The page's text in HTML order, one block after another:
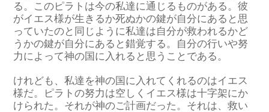
る。このピラトは今の私達に通じるものがある。彼
がイエス様が生きるか死ぬかの鍵が自分にあると思
っていたのと同じように私達は自分が救われるかど
うかの鍵が自分にあると錯覚する。自分の行いや努
力によって神の国に入れると思うことである。
けれども、私達を神の国に入れてくれるのはイエス
様だ。ピラトの努力は空しくイエス様は十字架にか
けられた。それが神のご計画だった。それは、救い